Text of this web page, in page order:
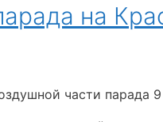
на
части